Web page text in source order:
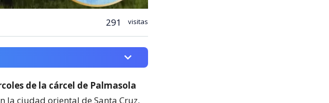
291 visitas
de la cárcel de Palmasola
la ciudad oriental de Santa Cruz,